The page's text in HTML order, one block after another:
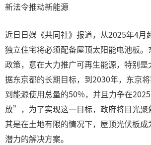
新法令推动新能源
近日日媒《共同社》报道，从2025年4月
独立住宅将必须配备屋顶太阳能电池板
政策，意在大力推广可再生能源，特别
据东京都的长期目标，到2030年，东京
到能源使用总量的50%，并且力争在
放”，为了实现这一目标，政府将目光聚
其是在土地有限的情况下，屋顶光伏板
潜力的解决方案。